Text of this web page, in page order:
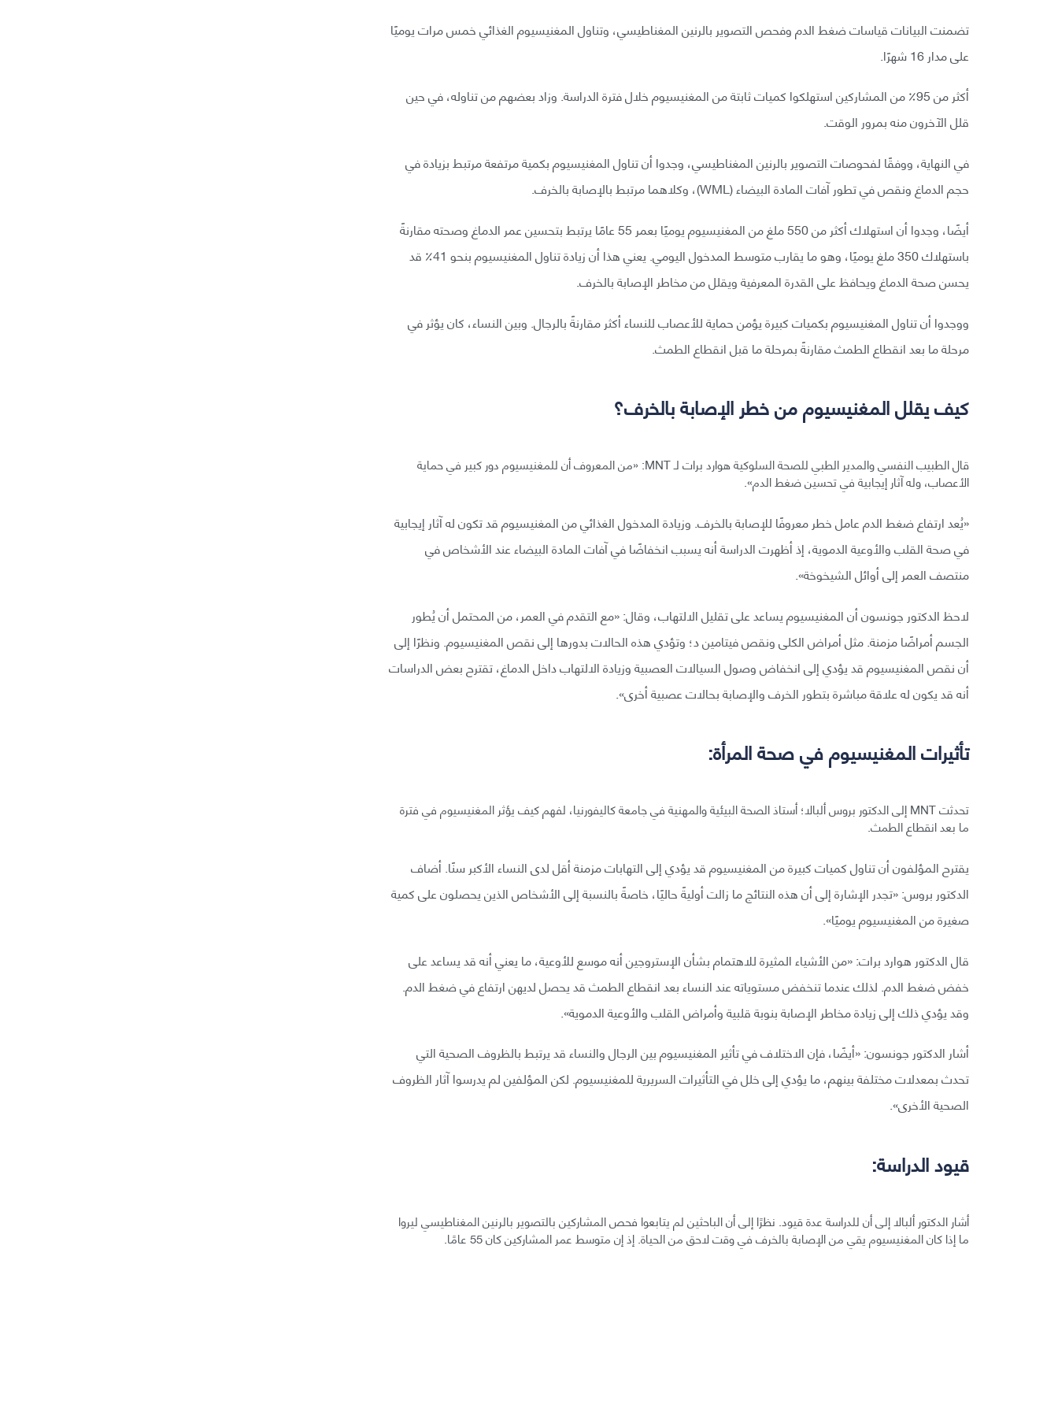
تضمنت البيانات قياسات ضغط الدم وفحص التصوير بالرنين المغناطيسي، وتناول المغنيسيوم الغذائي خمس مرات يوميًا
على مدار 16 شهرًا.
أكثر من 95٪ من المشاركين استهلكوا كميات ثابتة من المغنيسيوم خلال فترة الدراسة. وزاد بعضهم من تناوله، في حين
قلل الآخرون منه بمرور الوقت.
في النهاية، ووفقًا لفحوصات التصوير بالرنين المغناطيسي، وجدوا أن تناول المغنيسيوم بكمية مرتفعة مرتبط بزيادة في
حجم الدماغ ونقص في تطور آفات المادة البيضاء (WML)، وكلاهما مرتبط بالإصابة بالخرف.
أيضًا، وجدوا أن استهلاك أكثر من 550 ملغ من المغنيسيوم يوميًا بعمر 55 عامًا يرتبط بتحسين عمر الدماغ وصحته مقارنةً
باستهلاك 350 ملغ يوميًا، وهو ما يقارب متوسط المدخول اليومي. يعني هذا أن زيادة تناول المغنيسيوم بنحو 41٪ قد
يحسن صحة الدماغ ويحافظ على القدرة المعرفية ويقلل من مخاطر الإصابة بالخرف.
ووجدوا أن تناول المغنيسيوم بكميات كبيرة يؤمن حماية للأعصاب للنساء أكثر مقارنةً بالرجال. وبين النساء، كان يؤثر في
مرحلة ما بعد انقطاع الطمث مقارنةً بمرحلة ما قبل انقطاع الطمث.
كيف يقلل المغنيسيوم من خطر الإصابة بالخرف؟
قال الطبيب النفسي والمدير الطبي للصحة السلوكية هوارد برات لـ MNT: «من المعروف أن للمغنيسيوم دور كبير في حماية
الأعصاب، وله آثار إيجابية في تحسين ضغط الدم».
«يُعد ارتفاع ضغط الدم عامل خطر معروفًا للإصابة بالخرف. وزيادة المدخول الغذائي من المغنيسيوم قد تكون له آثار إيجابية
في صحة القلب والأوعية الدموية، إذ أظهرت الدراسة أنه يسبب انخفاضًا في آفات المادة البيضاء عند الأشخاص في
منتصف العمر إلى أوائل الشيخوخة».
لاحظ الدكتور جونسون أن المغنيسيوم يساعد على تقليل الالتهاب، وقال: «مع التقدم في العمر، من المحتمل أن يُطور
الجسم أمراضًا مزمنة. مثل أمراض الكلى ونقص فيتامين د؛ وتؤدي هذه الحالات بدورها إلى نقص المغنيسيوم. ونظرًا إلى
أن نقص المغنيسيوم قد يؤدي إلى انخفاض وصول السيالات العصبية وزيادة الالتهاب داخل الدماغ، تقترح بعض الدراسات
أنه قد يكون له علاقة مباشرة بتطور الخرف والإصابة بحالات عصبية أخرى».
تأثيرات المغنيسيوم في صحة المرأة:
تحدثت MNT إلى الدكتور بروس ألبالا؛ أستاذ الصحة البيئية والمهنية في جامعة كاليفورنيا، لفهم كيف يؤثر المغنيسيوم في فترة
ما بعد انقطاع الطمث.
يقترح المؤلفون أن تناول كميات كبيرة من المغنيسيوم قد يؤدي إلى التهابات مزمنة أقل لدى النساء الأكبر سنًا. أضاف
الدكتور بروس: «تجدر الإشارة إلى أن هذه النتائج ما زالت أوليةً حاليًا، خاصةً بالنسبة إلى الأشخاص الذين يحصلون على كمية
صغيرة من المغنيسيوم يوميًا».
قال الدكتور هوارد برات: «من الأشياء المثيرة للاهتمام بشأن الإستروجين أنه موسع للأوعية، ما يعني أنه قد يساعد على
خفض ضغط الدم. لذلك عندما تنخفض مستوياته عند النساء بعد انقطاع الطمث قد يحصل لديهن ارتفاع في ضغط الدم.
وقد يؤدي ذلك إلى زيادة مخاطر الإصابة بنوبة قلبية وأمراض القلب والأوعية الدموية».
أشار الدكتور جونسون: «أيضًا، فإن الاختلاف في تأثير المغنيسيوم بين الرجال والنساء قد يرتبط بالظروف الصحية التي
تحدث بمعدلات مختلفة بينهم، ما يؤدي إلى خلل في التأثيرات السريرية للمغنيسيوم. لكن المؤلفين لم يدرسوا آثار الظروف
الصحية الأخرى».
قيود الدراسة:
أشار الدكتور ألبالا إلى أن للدراسة عدة قيود. نظرًا إلى أن الباحثين لم يتابعوا فحص المشاركين بالتصوير بالرنين المغناطيسي ليروا
ما إذا كان المغنيسيوم يقي من الإصابة بالخرف في وقت لاحق من الحياة. إذ إن متوسط عمر المشاركين كان 55 عامًا.